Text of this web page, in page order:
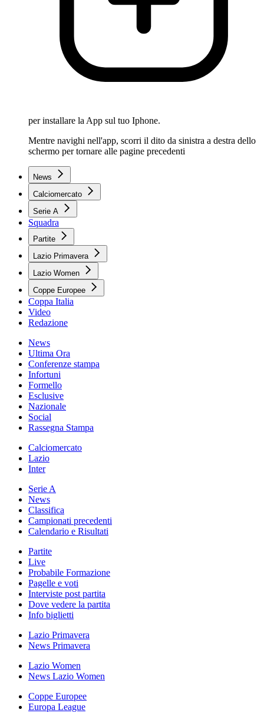
per installare la App sul tuo Iphone.
Mentre navighi nell'app, scorri il dito da sinistra a destra dello
schermo per tornare alle pagine precedenti
News
Calciomercato
Serie A
Squadra
Partite
Lazio Primavera
Lazio Women
Coppe Europee
Coppa Italia
Video
Redazione
News
Ultima Ora
Conferenze stampa
Infortuni
Formello
Esclusive
Nazionale
Social
Rassegna Stampa
Calciomercato
Lazio
Inter
Serie A
News
Classifica
Campionati precedenti
Calendario e Risultati
Partite
Live
Probabile Formazione
Pagelle e voti
Interviste post partita
Dove vedere la partita
Info biglietti
Lazio Primavera
News Primavera
Lazio Women
News Lazio Women
Coppe Europee
Europa League